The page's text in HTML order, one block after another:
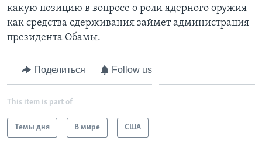
какую позицию в вопросе о роли ядерного оружия
как средства сдерживания займет администрация
президента Обамы.
Поделиться Follow us
This item is part of
Темы дня В мире США